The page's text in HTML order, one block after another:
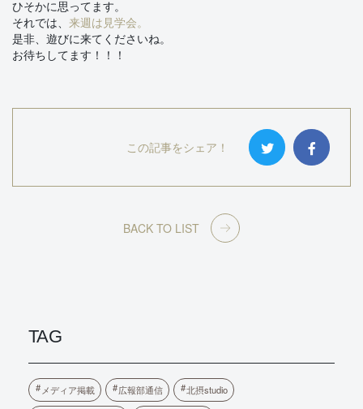
ひそかに思ってます。
それでは、 来週は見学会。
是非、遊びに来てくださいね。
お待ちしてます！！！
この記事をシェア！
BACK TO LIST
TAG
メディア掲載 広報部通信 北摂studio